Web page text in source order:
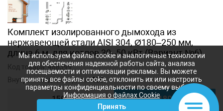
Комплект изолированного дымохода из
нержавеющей стали AISI 304, Ø180–250 мм,
длина 6 м, для котлов 30–50 кВт (Вариант №6)
Код товара:488399
Внутренний диаметр, мм:180
150 180
Мы используем файлы cookie и аналогичные технологии
для обеспечения надежной работы сайта, анализа
посещаемости и оптимизации рекламы. Вы можете
принять все файлы cookie, отклонить их или настроить
параметры конфиденциальности по своему выбору.
Информация о файлах Cookie
Принять